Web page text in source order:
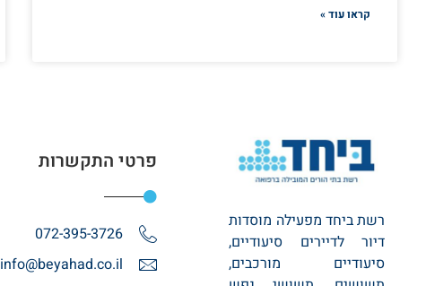
קראו עוד »
רשת ביחד מפעילה מוסדות
דיור לדיירים סיעודיים,
סיעודיים מורכבים,
פרטי התקשרות
072-395-3726
info@beyahad.co.il